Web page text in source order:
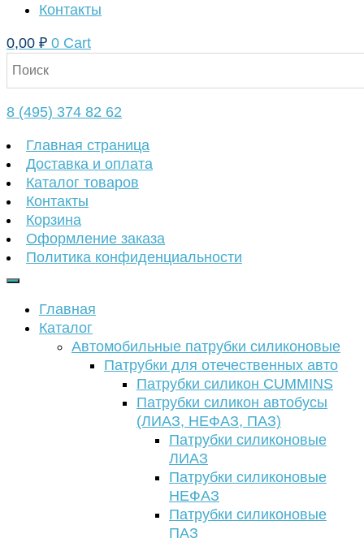
Контакты
0,00 ₽ 0 Cart
8 (495) 374 82 62
Главная страница
Доставка и оплата
Каталог товаров
Контакты
Корзина
Оформление заказа
Политика конфиденциальности
Главная
Каталог
Автомобильные патрубки силиконовые
Патрубки для отечественных авто
Патрубки силикон CUMMINS
Патрубки силикон автобусы
(ЛИАЗ, НЕФАЗ, ПАЗ)
Патрубки силиконовые
ЛИАЗ
Патрубки силиконовые
НЕФАЗ
Патрубки силиконовые
ПАЗ